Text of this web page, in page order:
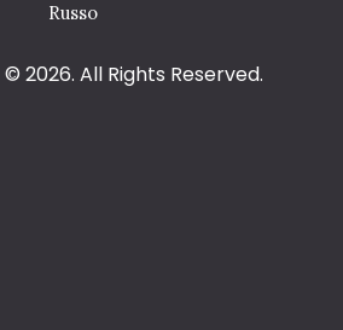
Russo
© 2026. All Rights Reserved.